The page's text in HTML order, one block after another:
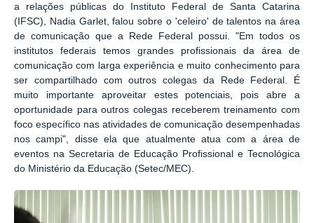
a relações públicas do Instituto Federal de Santa Catarina
(IFSC), Nadia Garlet, falou sobre o 'celeiro' de talentos na área
de comunicação que a Rede Federal possui. "Em todos os
institutos federais temos grandes profissionais da área de
comunicação com larga experiência e muito conhecimento para
ser compartilhado com outros colegas da Rede Federal. É
muito importante aproveitar estes potenciais, pois abre a
oportunidade para outros colegas receberem treinamento com
foco específico nas atividades de comunicação desempenhadas
nos campi", disse ela que atualmente atua com a área de
eventos na Secretaria de Educação Profissional e Tecnológica
do Ministério da Educação (Setec/MEC).